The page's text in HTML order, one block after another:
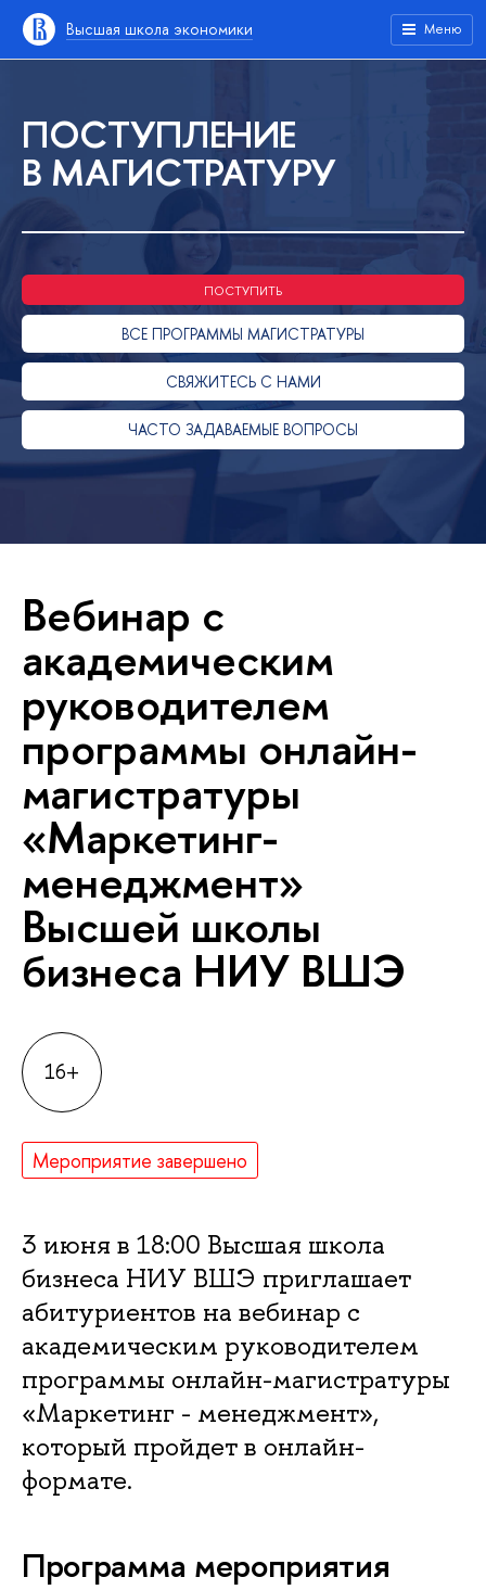
Высшая школа экономики Меню
ПОСТУПЛЕНИЕ
В МАГИСТРАТУРУ
ПОСТУПИТЬ
ВСЕ ПРОГРАММЫ МАГИСТРАТУРЫ
СВЯЖИТЕСЬ С НАМИ
ЧАСТО ЗАДАВАЕМЫЕ ВОПРОСЫ
Вебинар с
академическим
руководителем
программы онлайн-
магистратуры
«Маркетинг-
менеджмент»
Высшей школы
бизнеса НИУ ВШЭ
16+
Мероприятие завершено
3 июня в 18:00 Высшая школа
бизнеса НИУ ВШЭ приглашает
абитуриентов на вебинар с
академическим руководителем
программы онлайн-магистратуры
«Маркетинг - менеджмент»,
который пройдет в онлайн-
формате.
Программа мероприятия